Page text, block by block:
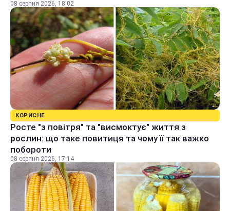
08 серпня 2026, 18:02
КОРИСНЕ
Росте "з повітря" та "висмоктує" життя з
рослин: що таке повитиця та чому її так важко
побороти
08 серпня 2026, 17:14